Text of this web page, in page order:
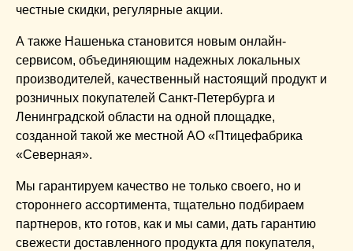
честные скидки, регулярные акции.
А также Нашенька становится новым онлайн-
сервисом, объединяющим надежных локальных
производителей, качественный настоящий продукт и
розничных покупателей Санкт-Петербурга и
Ленинградской области на одной площадке,
созданной такой же местной АО «Птицефабрика
«Северная».
Мы гарантируем качество не только своего, но и
стороннего ассортимента, тщательно подбираем
партнеров, кто готов, как и мы сами, дать гарантию
свежести доставленного продукта для покупателя,